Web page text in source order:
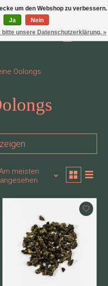
Wunschzettel
Ihr
Oolongs
meisten
angesehen
um den Webshop zu verbessern.
Ja
Nein
unsere Datenschutzerklärung. »